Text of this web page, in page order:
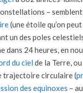
–
(une étoile qu’on
un des poles
dans 24 heures, en
du ciel de la Terre,
trajectoire circulaire (
des equinoxes –